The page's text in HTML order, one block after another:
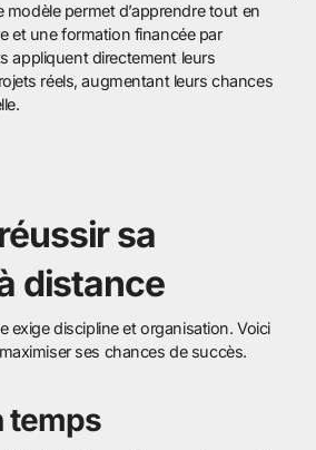
modèle permet d’apprendre tout en
et une formation financée par
appliquent directement leurs
réels, augmentant leurs chances
sa
distance
exige discipline et organisation. Voici
ses chances de succès.
temps